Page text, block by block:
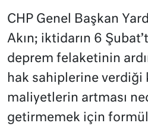
CHP Genel Başkan
Akın; iktidarın 6
deprem felaketinin
hak sahiplerine verdiği
maliyetlerin artması
getirmemek için formül